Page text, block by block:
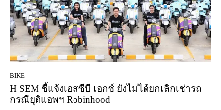
BIKE
H SEM ชี้แจ้งเอสซีบี เอกซ์ ยังไม่ได้ยกเลิกเช่ารถ
กรณียุติแอพฯ Robinhood